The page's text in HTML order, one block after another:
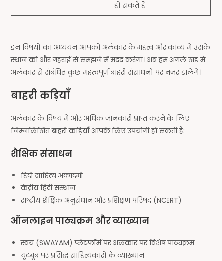
हो सकते हैं
इन विषयों का अध्ययन आपको अलंकार के महत्व और काव्य में उसके
स्थान को और गहराई से समझने में मदद करेगा। अब हम अगले खंड में
अलंकार से संबंधित कुछ महत्वपूर्ण बाहरी संसाधनों पर नज़र डालेंगे।
बाहरी कड़ियाँ
अलंकार के विषय में और अधिक जानकारी प्राप्त करने के लिए
निम्नलिखित बाहरी कड़ियाँ आपके लिए उपयोगी हो सकती हैं:
शैक्षिक संसाधन
हिंदी साहित्य अकादमी
केंद्रीय हिंदी संस्थान
राष्ट्रीय शैक्षिक अनुसंधान और प्रशिक्षण परिषद (NCERT)
ऑनलाइन पाठ्यक्रम और व्याख्यान
स्वयं (SWAYAM) प्लेटफॉर्म पर अलंकार पर विशेष पाठ्यक्रम
यूट्यूब पर प्रसिद्ध साहित्यकारों के व्याख्यान